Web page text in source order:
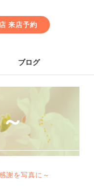
来店予約
ブログ
謝を写真に～